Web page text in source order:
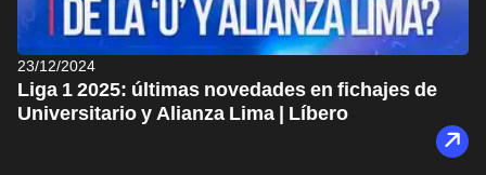
23/12/2024
Liga 1 2025: últimas novedades en fichajes de
Universitario y Alianza Lima | Líbero